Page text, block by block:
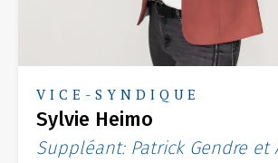
VICE-SYNDIQUE
Sylvie Heimo
Suppléant: Patrick Gendre et